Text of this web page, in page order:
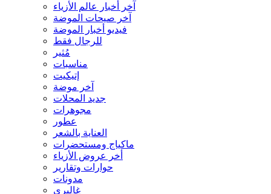
آخر أخبار عالم الأزياء
آخر صيحات الموضة
فيديو أخبار الموضة
للرجال فقط
مُثير
مناسبات
إتيكيت
آخر موضة
جديد المحلات
مجوهرات
عطور
العناية بالشعر
ماكياج ومستحضرات
أخر عروض الأزياء
حوارات وتقارير
مدونات
غاليري